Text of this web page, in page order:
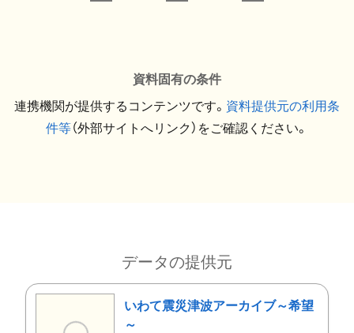
資料固有の条件
連携機関が提供するコンテンツです。 資料提供元の利用条
件等（外部サイトへリンク）をご確認ください。
データの提供元
いわて震災津波アーカイブ～希望
～